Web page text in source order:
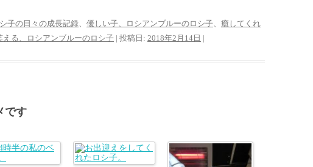
子の日々の成長記録、 優しい子、ロシアンブルーのロシ子、 癒してくれ
える、ロシアンブルーのロシ子 | 投稿日: 2018年2月14日 |
です